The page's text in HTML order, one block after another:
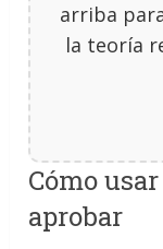
arriba
la teoría
Cómo
aprobar